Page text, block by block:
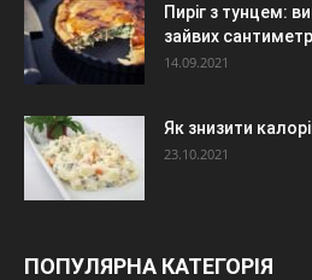
Пиріг з тунцем:
зайвих
14.09.2021
Як знизити
23.10.2021
ПОПУЛЯРНА КАТЕГОРІЯ